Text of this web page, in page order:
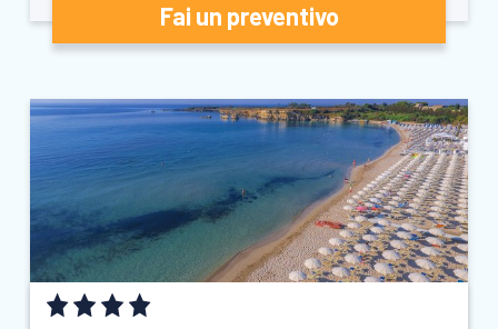
Fai un preventivo